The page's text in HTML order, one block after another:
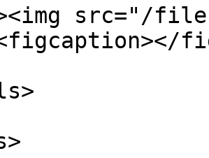
src="/files/